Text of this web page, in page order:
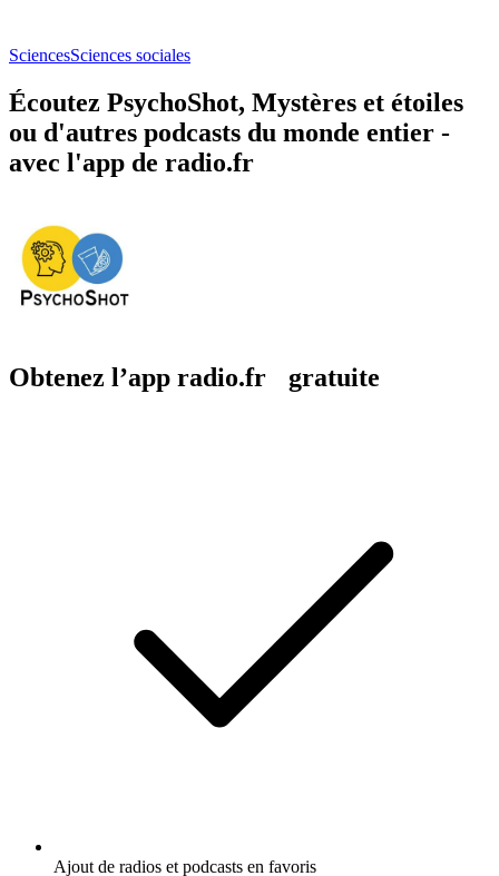
SciencesSciences sociales
Écoutez PsychoShot, Mystères et étoiles
ou d'autres podcasts du monde entier -
avec l'app de radio.fr
Obtenez l’app radio.fr gratuite
Ajout de radios et podcasts en favoris